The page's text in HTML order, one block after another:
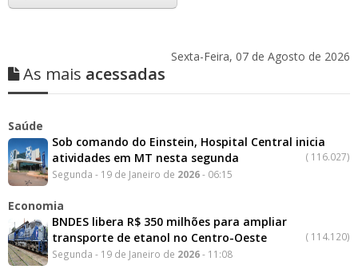
Sexta-Feira, 07 de Agosto de 2026
As mais acessadas
Saúde
Sob comando do Einstein, Hospital Central inicia
atividades em MT nesta segunda
( 116.027)
Segunda - 19 de Janeiro de 2026- 06:15
Economia
BNDES libera R$ 350 milhões para ampliar
transporte de etanol no Centro-Oeste
( 114.120)
Segunda - 19 de Janeiro de 2026- 11:08